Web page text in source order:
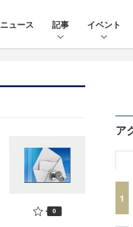
ニュース 記事 イベント
0
ア
1